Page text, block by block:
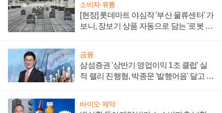
소비자·유통
[현장] 롯데마트 야심작 '부산 물류센터' 가
보니, 장보기 상품 자동으로 담는 '로봇 40
금융
삼섬증권 '상반기 영업이익 1조 클럽' 실
적 랠리 진행형, 박종문 '발행어음' 달고 연
바이오·제약